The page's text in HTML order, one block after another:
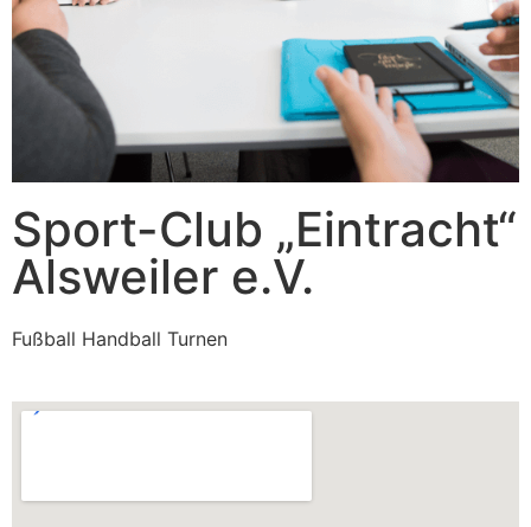
Sport-Club „Eintracht“
Alsweiler e.V.
Fußball Handball Turnen